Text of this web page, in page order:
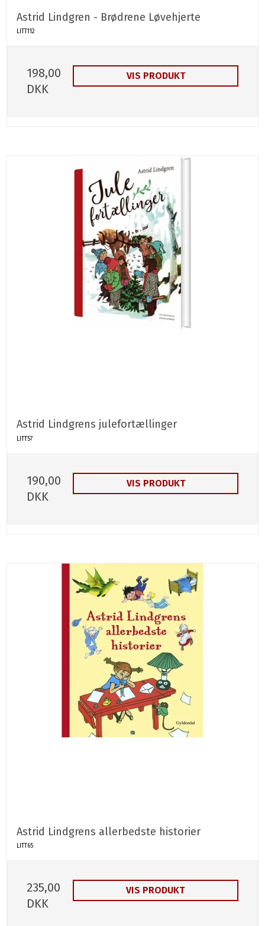
Astrid Lindgren - Brødrene Løvehjerte
LITT112
198,00
DKK
VIS PRODUKT
Astrid Lindgrens julefortællinger
LITT57
190,00
DKK
VIS PRODUKT
Astrid Lindgrens allerbedste historier
LITT65
235,00
DKK
VIS PRODUKT